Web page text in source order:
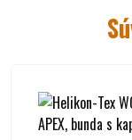
podšívka: 100 %
výplň: 100 %